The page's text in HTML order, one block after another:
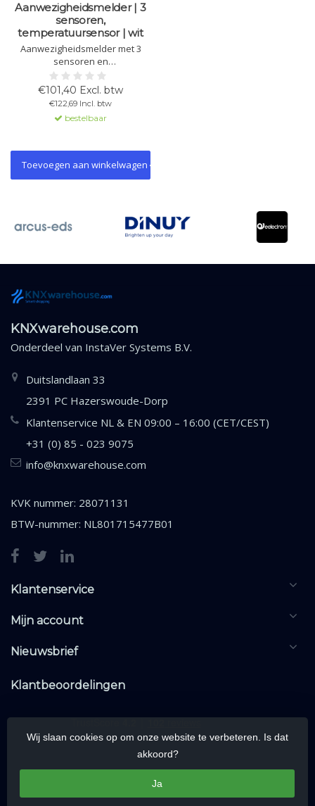
Aanwezigheidsmelder | 3
sensoren,
temperatuursensor | wit
Aanwezigheidsmelder met 3
sensoren en
temperatuursensor, geschikt
voor inbouw in holle plafonds.
Detecteert bewegingen tot 11 m
Ø en aanwezigheid tot 5 m Ø.
Voorzien van 3 lichtkanalen,
LED-nachtlicht.
€101,40 Excl. btw
€122,69 Incl. btw
bestelbaar
Toevoegen aan winkelwagen
KNXwarehouse.com
Onderdeel van InstaVer Systems B.V.
Duitslandlaan 33
2391 PC Hazerswoude-Dorp
Klantenservice NL & EN 09:00 – 16:00 (CET/CEST)
+31 (0) 85 - 023 9075
info@knxwarehouse.com
KVK nummer: 28071131
BTW-nummer: NL801715477B01
Klantenservice
Mijn account
Nieuwsbrief
Klantbeoordelingen
Wij slaan cookies op om onze website te verbeteren. Is dat
akkoord?
Ja